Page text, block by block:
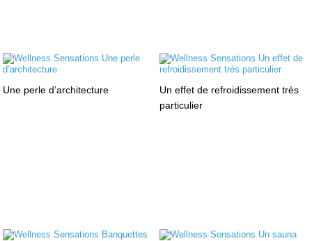
Une perle d’architecture
Un effet de refroidissement très
particulier